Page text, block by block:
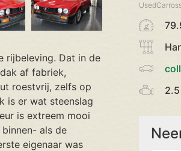
rijbeleving. Dat in de
af fabriek,
roestvrij, zelfs op
is er wat steenslag
is extreem mooi
als de
eigenaar was